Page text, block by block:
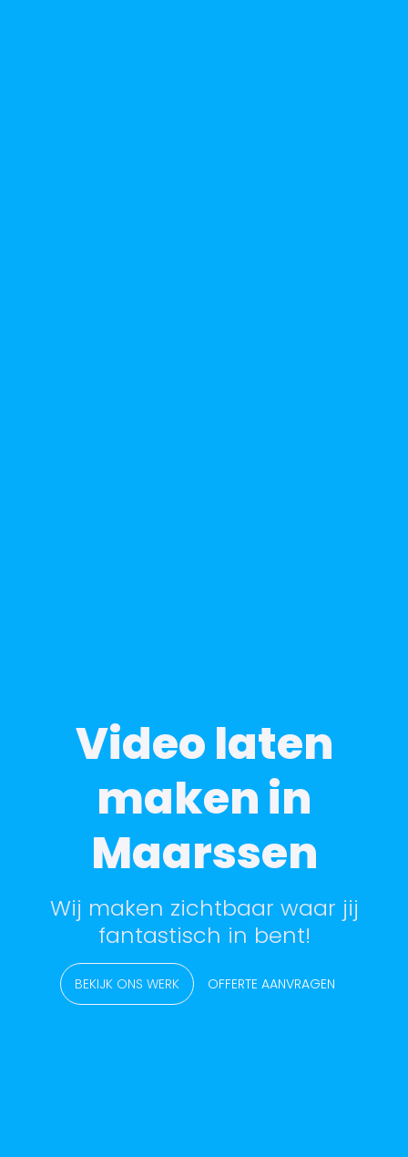
Video laten
maken in
Maarssen
Wij maken zichtbaar waar jij
fantastisch in bent!
BEKIJK ONS WERK OFFERTE AANVRAGEN